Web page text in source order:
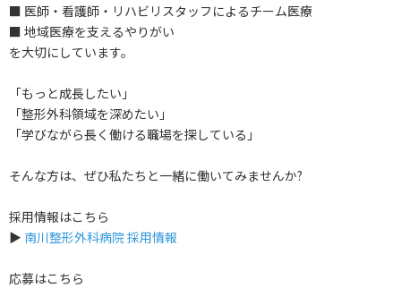
■ 医師・看護師・リハビリスタッフによるチーム医療
■ 地域医療を支えるやりがい
を大切にしています。
「もっと成長したい」
「整形外科領域を深めたい」
「学びながら長く働ける職場を探している」
そんな方は、ぜひ私たちと一緒に働いてみませんか?
採用情報はこちら
▶︎ 南川整形外科病院 採用情報
応募はこちら